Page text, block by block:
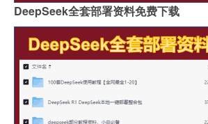
DeepSeek全套部署资料免费下载